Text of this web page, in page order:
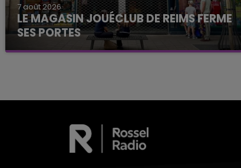
7 août 2026
LE MAGASIN JOUÉCLUB DE REIMS FERME
SES PORTES
C'était l'une des institutions du centre-ville